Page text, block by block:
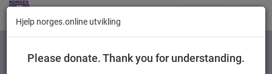
Kategorier
Hjelp norges.online utvikling
Please donate. Thank you for understanding.